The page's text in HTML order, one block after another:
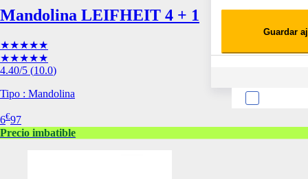
Mandolina LEIFHEIT 4 + 1
★★★★★
★★★★★
4.40/5 (10.0)
Tipo : Mandolina
6€97
Precio imbatible
Guardar